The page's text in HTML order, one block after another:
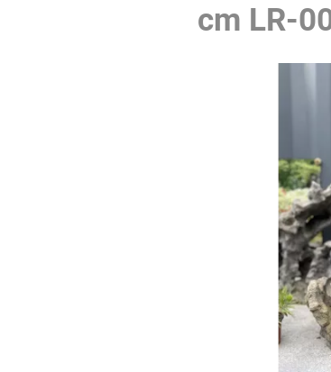
cm LR-